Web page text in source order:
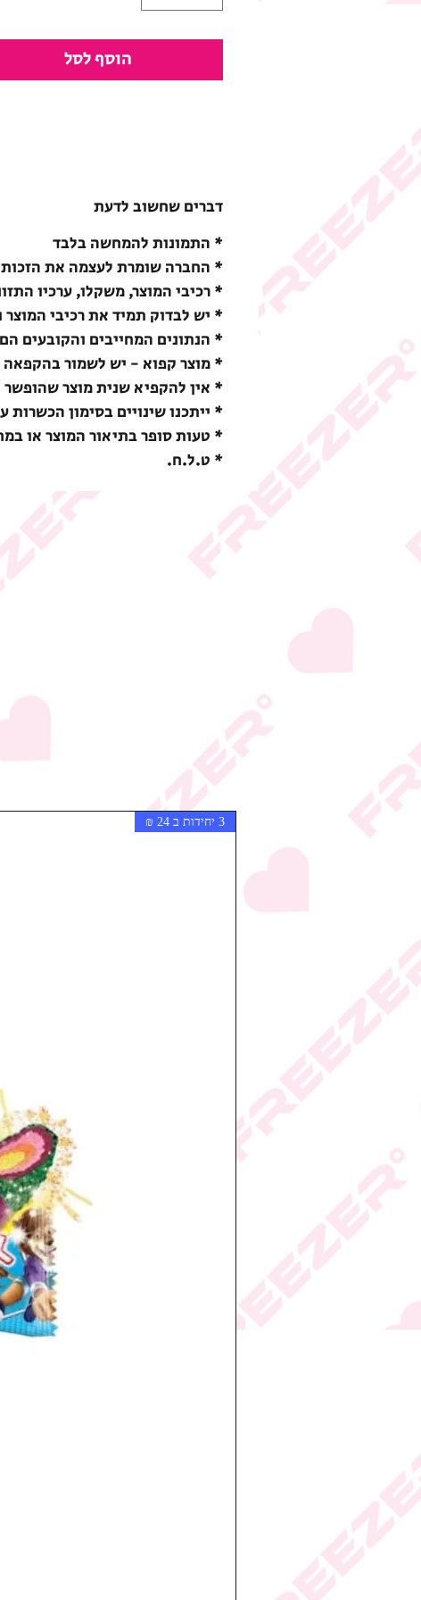
הוסף לסל
דברים שחשוב לדעת
* התמונות להמחשה בלבד
* החברה שומרת לעצמה את
* רכיבי המוצר, משקלו, ערכיו
* יש לבדוק תמיד את רכיבי המוצר
* הנתונים המחייבים והקובעים
* מוצר קפוא - יש לשמור בהקפאה (18-) מעלות
* אין להקפיא שנית מוצר שהופשר
* ייתכנו שינויים בסימון
* טעות סופר בתיאור המוצר או
* ט.ל.ח.
3 יחידות ב 24 ₪